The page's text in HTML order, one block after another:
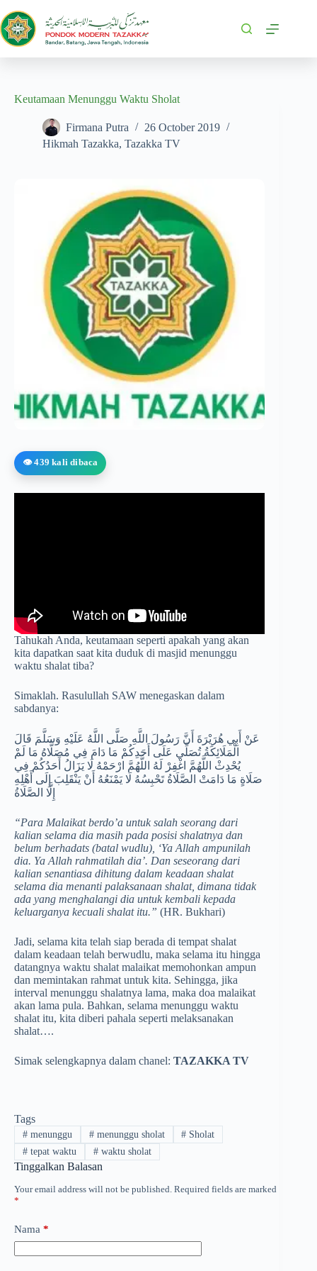
Keutamaan Menunggu Waktu Sholat
Firmana Putra
26 October 2019
Hikmah Tazakka, Tazakka TV
👁️ 439 kali dibaca
Tahukah Anda, keutamaan seperti apakah yang akan
kita dapatkan saat kita duduk di masjid menunggu
waktu shalat tiba?
Simaklah. Rasulullah SAW menegaskan dalam
sabdanya:
عَنْ أَبِي هُرَيْرَةَ أَنَّ رَسُولَ اللَّهِ صَلَّى اللَّهُ عَلَيْهِ وَسَلَّمَ قَالَ
الْمَلَائِكَةُ تُصَلِّي عَلَى أَحَدِكُمْ مَا دَامَ فِي مُصَلَّاهُ مَا لَمْ
يُحْدِثْ اللَّهُمَّ اغْفِرْ لَهُ اللَّهُمَّ ارْحَمْهُ لَا يَزَالُ أَحَدُكُمْ فِي
صَلَاةٍ مَا دَامَتْ الصَّلَاةُ تَحْبِسُهُ لَا يَمْنَعُهُ أَنْ يَنْقَلِبَ إِلَى أَهْلِهِ
إِلَّا الصَّلَاةُ
“Para Malaikat berdo’a untuk salah seorang dari
kalian selama dia masih pada posisi shalatnya dan
belum berhadats (batal wudlu), ‘Ya Allah ampunilah
dia. Ya Allah rahmatilah dia’. Dan seseorang dari
kalian senantiasa dihitung dalam keadaan shalat
selama dia menanti palaksanaan shalat, dimana tidak
ada yang menghalangi dia untuk kembali kepada
keluarganya kecuali shalat itu.” (HR. Bukhari)
Jadi, selama kita telah siap berada di tempat shalat
dalam keadaan telah berwudlu, maka selama itu hingga
datangnya waktu shalat malaikat memohonkan ampun
dan memintakan rahmat untuk kita. Sehingga, jika
interval menunggu shalatnya lama, maka doa malaikat
akan lama pula. Bahkan, selama menunggu waktu
shalat itu, kita diberi pahala seperti melaksanakan
shalat….
Simak selengkapnya dalam chanel: TAZAKKA TV
Tags
#menunggu #menunggu sholat # Sholat
#tepat waktu #waktu sholat
Tinggalkan Balasan
Your email address will not be published. Required fields are marked
*
Nama *